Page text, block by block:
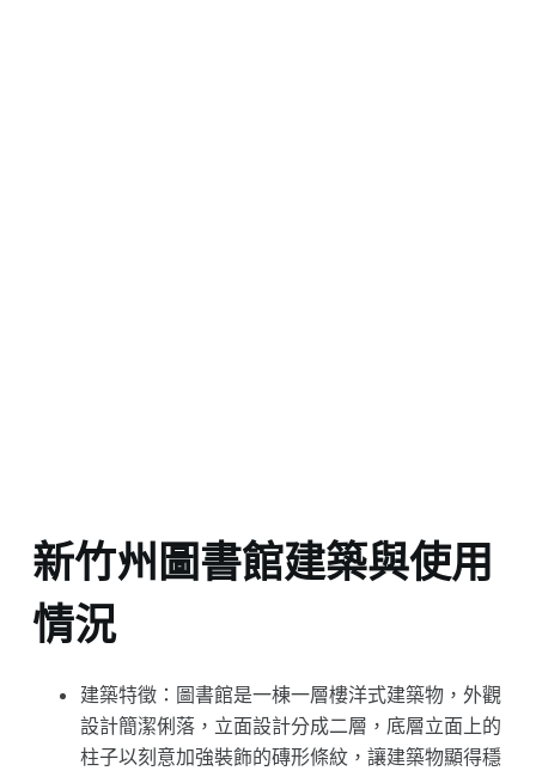
新竹州圖書館建築與使用
情況
建築特徵：圖書館是一棟一層樓洋式建築物，外觀
設計簡潔俐落，立面設計分成二層，底層立面上的
柱子以刻意加強裝飾的磚形條紋，讓建築物顯得穩